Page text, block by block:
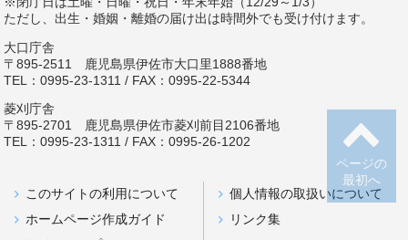
ページの
最初へ
ただし、出生・婚姻・離婚の届け出は時間外でも受け付けます。
大口庁舎
〒895-2511 鹿児島県伊佐市大口里1888番地
TEL：0995-23-1311 / FAX：0995-22-5344
菱刈庁舎
〒895-2701 鹿児島県伊佐市菱刈前目2106番地
TEL：0995-23-1311 / FAX：0995-26-1202
このサイトの利用について
個人情報の取扱いについて
ホームページ作成ガイド
リンク集